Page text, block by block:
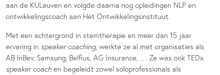
aan de KULeuven en volgde daarna nog opleidingen NLP en
ontwikkelingscoach aan Het Ontwikkelingsinstituut.
Met een achtergrond in stemtherapie en meer dan 15 jaar
ervaring in speaker coaching, werkte ze al met organisaties als
AB InBev, Samsung, Belfius, AG Insurance, … Ze was ook TEDx
speaker coach en begeleidt zowel soloprofessionals als